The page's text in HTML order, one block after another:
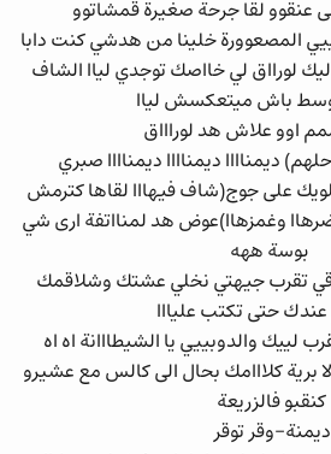
عنقوو لقا جرحة صغيرة قمشاتوو
المصعوورة خلينا من هدشي كنت دابا
لورااق لي خااصك توجدي لياا الشاف
باش ميتعكسش لياا
اوو علاش هد لوراااق
ديمناااا ديمناااا ديمناااا صبري
على جوج(شاف فيهااا لقاها كترمش
وغمزهاا)عوض هد لمنااتفة ارى شي
بوسة ههه
تقرب جيهتي نخلي عشتك وشلاقمك
حتى تكتب عليااا
لييك والدوبييي يا الشيطااانة اه اه
برية كلااامك بحال الى كالس مع عشيرو
كنقبو فالزريعة
ديمنة-وقر توقر